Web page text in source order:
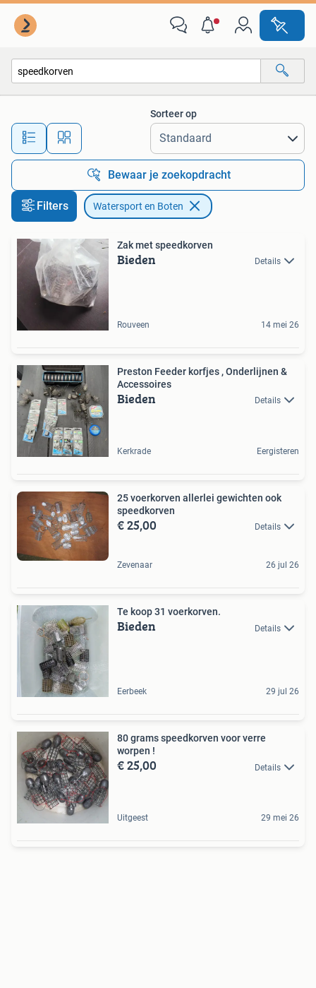
Alle afstanden…
Sorteer op
Bewaar je zoekopdracht
Filters Watersport en Boten
Zak met speedkorven
Bieden Details
Rouveen 14 mei 26
Preston Feeder korfjes , Onderlijnen &
Accessoires
Bieden Details
Kerkrade Eergisteren
25 voerkorven allerlei gewichten ook
speedkorven
€ 25,00 Details
Zevenaar 26 jul 26
Te koop 31 voerkorven.
Bieden Details
Eerbeek 29 jul 26
80 grams speedkorven voor verre
worpen !
€ 25,00 Details
Uitgeest 29 mei 26